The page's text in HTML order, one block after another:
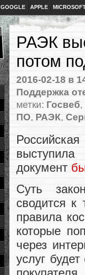
GOOGLE APPLE
РАЭК
потом
2016-02-18 в
Поддержка
метки: Госвеб,
ПО, РАЭК,
выступила
документ
Суть
сводится к
правила
которые
через
услуг